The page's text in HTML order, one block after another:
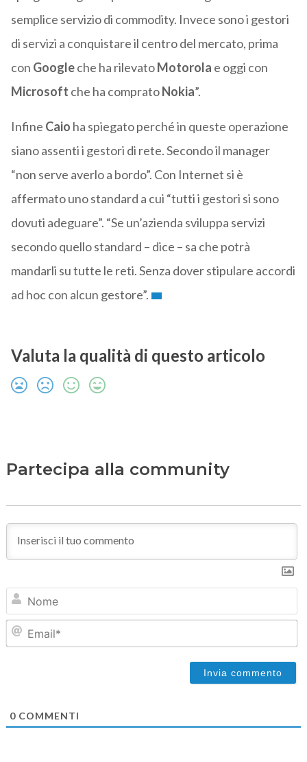
semplice servizio di commodity. Invece sono i gestori
di servizi a conquistare il centro del mercato, prima
con Googleche ha rilevatoMotorola e oggi con
Microsoft che ha compratoNokia”.
Infine Caio ha spiegato perché in queste operazione
siano assenti i gestori di rete. Secondo il manager
“non serve averlo a bordo”. Con Internet si è
affermato uno standard a cui “tutti i gestori si sono
dovuti adeguare”. “Se un’azienda sviluppa servizi
secondo quello standard – dice – sa che potrà
mandarli su tutte le reti. Senza dover stipulare accordi
ad hoc con alcun gestore”.
Valuta la qualità di questo articolo
Partecipa alla community
0COMMENTI